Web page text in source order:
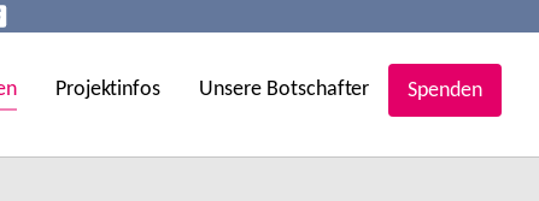
Projektinfos Unsere Botschafter Spenden